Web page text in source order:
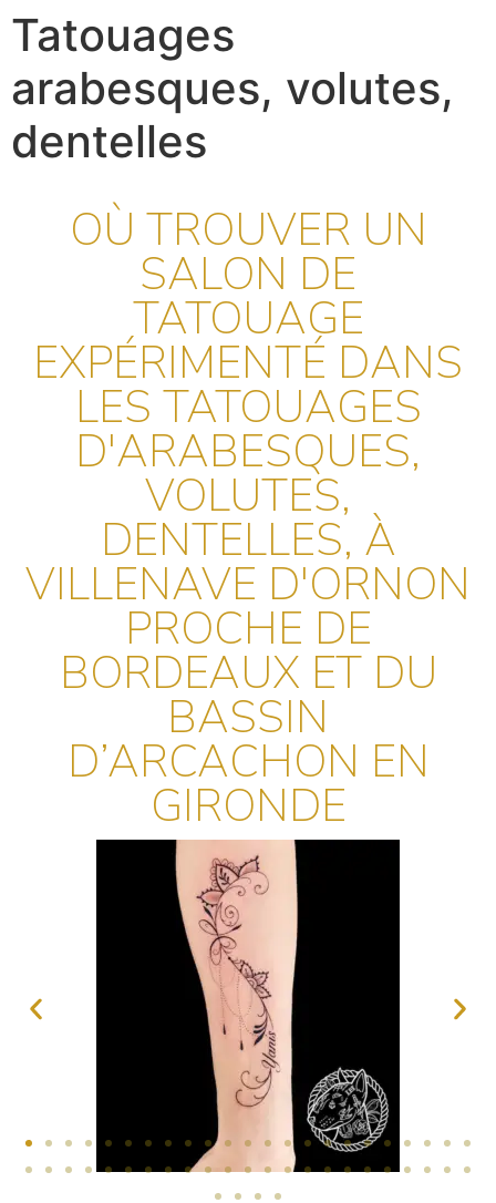
Tatouages
arabesques, volutes,
dentelles
OÙ TROUVER UN
SALON DE
TATOUAGE
EXPÉRIMENTÉ DANS
LES TATOUAGES
D'ARABESQUES,
VOLUTES,
DENTELLES, À
VILLENAVE D'ORNON
PROCHE DE
BORDEAUX ET DU
BASSIN
D’ARCACHON EN
GIRONDE